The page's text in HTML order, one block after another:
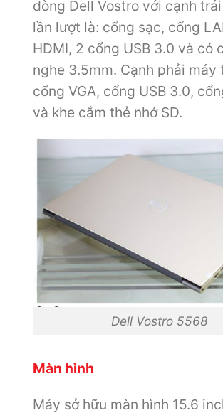
dòng Dell Vostro với cạnh
lần lượt là: cổng sạc, cổng
HDMI, 2 cổng USB 3.0 và có
nghe 3.5mm. Cạnh phải máy
cổng VGA, cổng USB 3.0,
và khe cắm thẻ nhớ SD.
Dell Vostro 5568
Màn hình
Máy sở hữu màn hình 15.6